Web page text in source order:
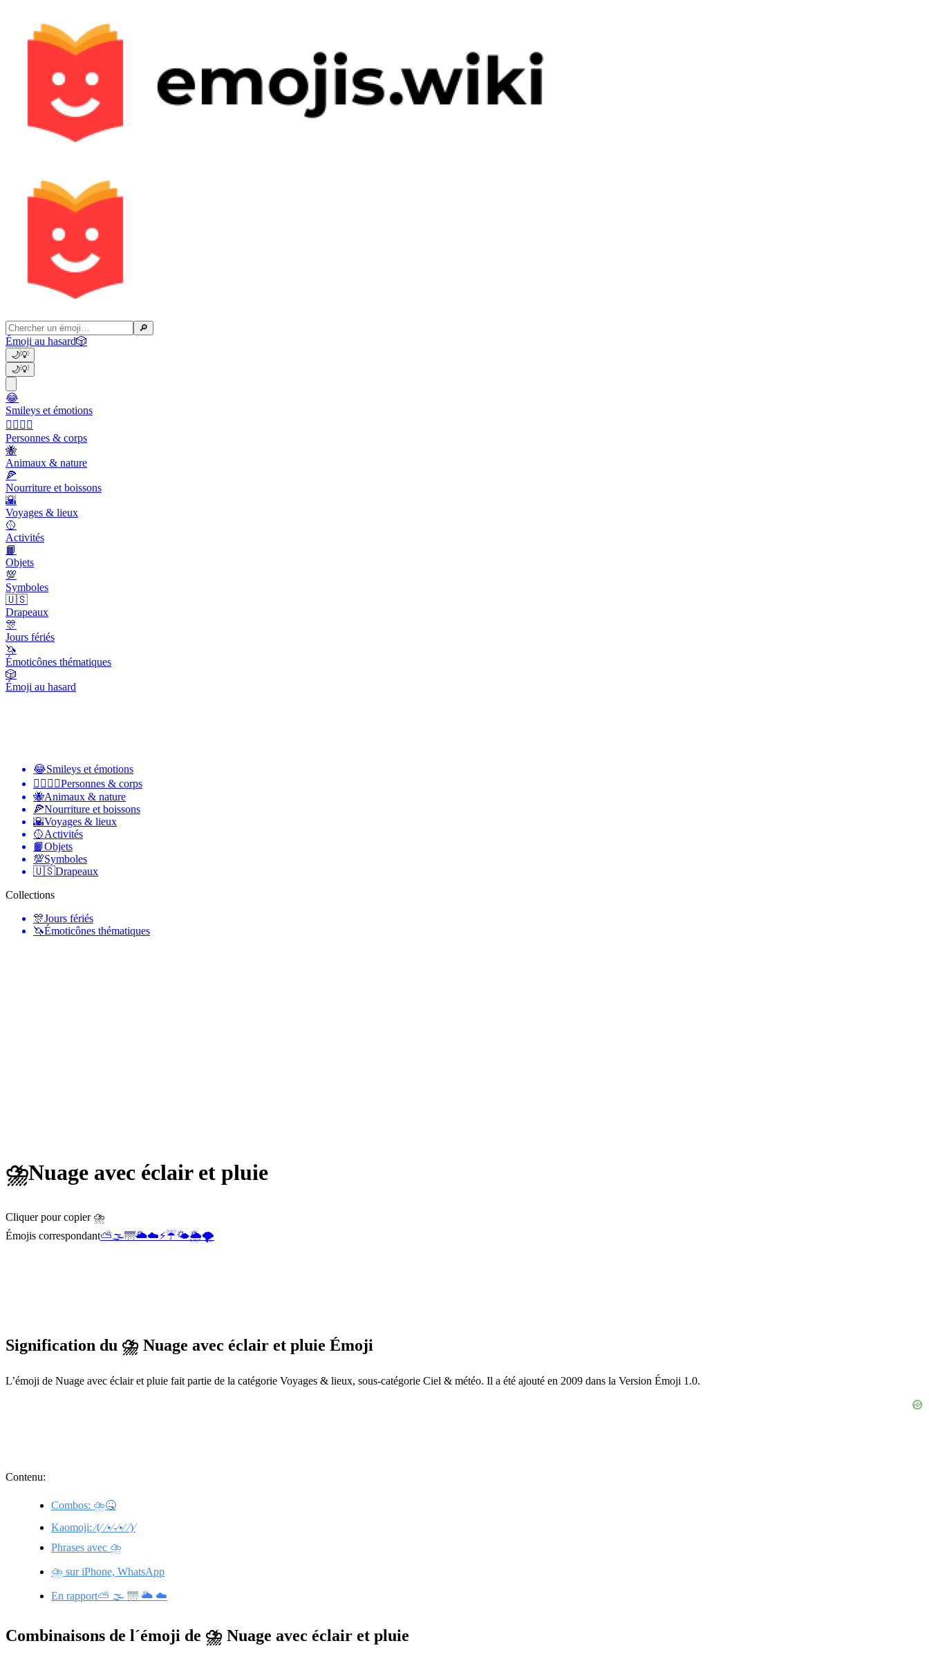
🔎
Émoji au hasard🎲
🌙💡
🌙💡
😂
Smileys et émotions
👩‍❤️‍💋‍👨
Personnes & corps
🐝
Animaux & nature
🍕
Nourriture et boissons
🌇
Voyages & lieux
🥎
Activités
📙
Objets
💯
Symboles
🇺🇸
Drapeaux
🎊
Jours fériés
🦄
Émoticônes thématiques
🎲
Émoji au hasard
😂Smileys et émotions
👩‍❤️‍💋‍👨Personnes & corps
🐝Animaux & nature
🍕Nourriture et boissons
🌇Voyages & lieux
🥎Activités
📙Objets
💯Symboles
🇺🇸Drapeaux
Collections
🎊Jours fériés
🦄Émoticônes thématiques
⛈️Nuage avec éclair et pluie
Cliquer pour copier ⛈️
Émojis correspondant⛅🌫️🌁🌥️☁️⚡☔🌤️🌦️🌪️
Signification du ⛈️ Nuage avec éclair et pluie Émoji
L’émoji de Nuage avec éclair et pluie fait partie de la catégorie Voyages & lieux, sous-catégorie Ciel & météo. Il a été ajouté en 2009 dans la Version Émoji 1.0.
Contenu:
Combos: ⛈️🤒
Kaomoji: ⁄(⁄ ⁄•⁄-⁄•⁄ ⁄)⁄
Phrases avec ⛈️
⛈️ sur iPhone, WhatsApp
En rapport⛅ 🌫️ 🌁 🌥️ ☁️
Combinaisons de l´émoji de ⛈️ Nuage avec éclair et pluie